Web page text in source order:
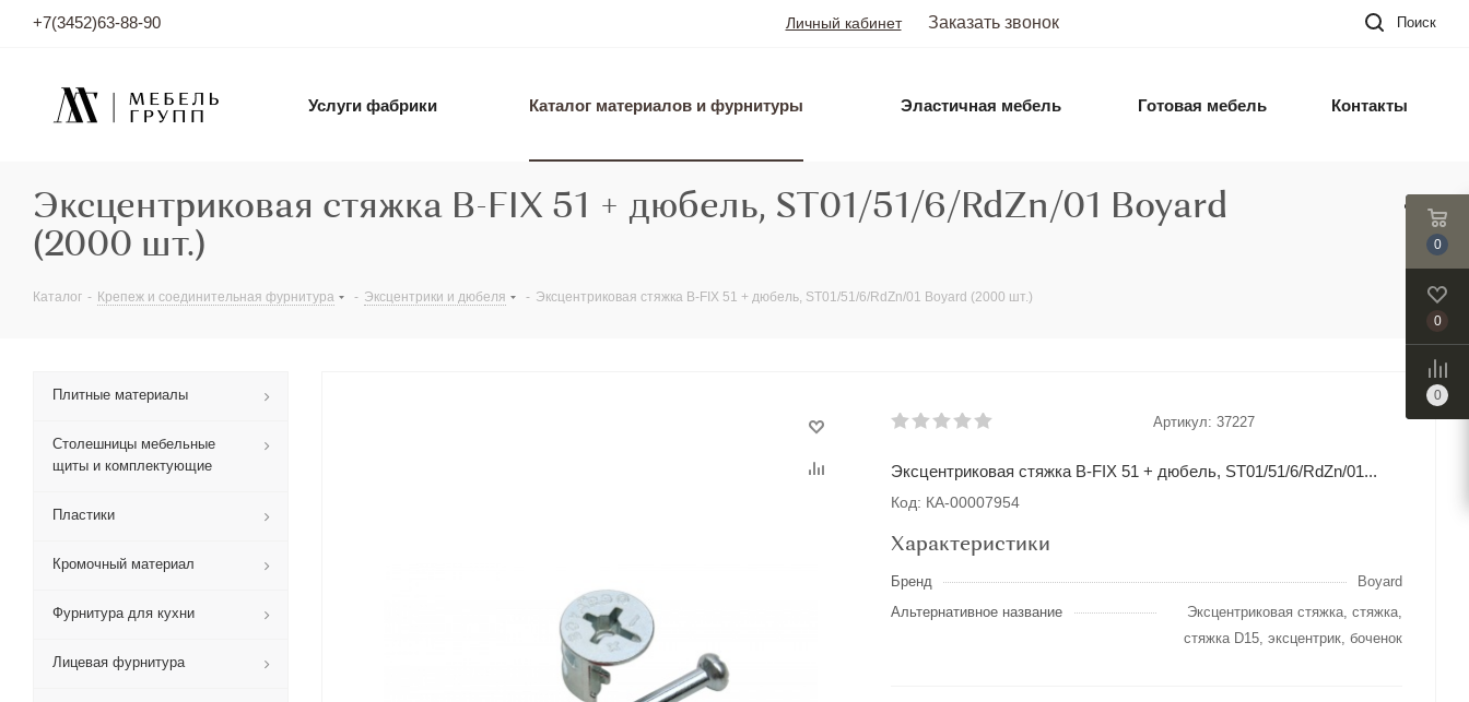
+7(3452)63-88-90 Личный кабинет Заказать звонок Поиск
Услуги фабрики Каталог материалов и фурнитуры Эластичная мебель Готовая мебель Контакты
Эксцентриковая стяжка B-FIX 51 + дюбель, ST01/51/6/RdZn/01 Boyard
(2000 шт.)
Каталог - Крепеж и соединительная фурнитура - Эксцентрики и дюбеля - Эксцентриковая стяжка B-FIX 51 + дюбель, ST01/51/6/RdZn/01 Boyard (2000 шт.)
Артикул: 37227
Эксцентриковая стяжка B-FIX 51 + дюбель, ST01/51/6/RdZn/01...
Код: КА-00007954
Характеристики
Бренд
Boyard
Альтернативное название
Эксцентриковая стяжка, стяжка,
стяжка D15, эксцентрик, боченок
Плитные материалы
Столешницы мебельные
щиты и комплектующие
Пластики
Кромочный материал
Фурнитура для кухни
Лицевая фурнитура
0
0
0